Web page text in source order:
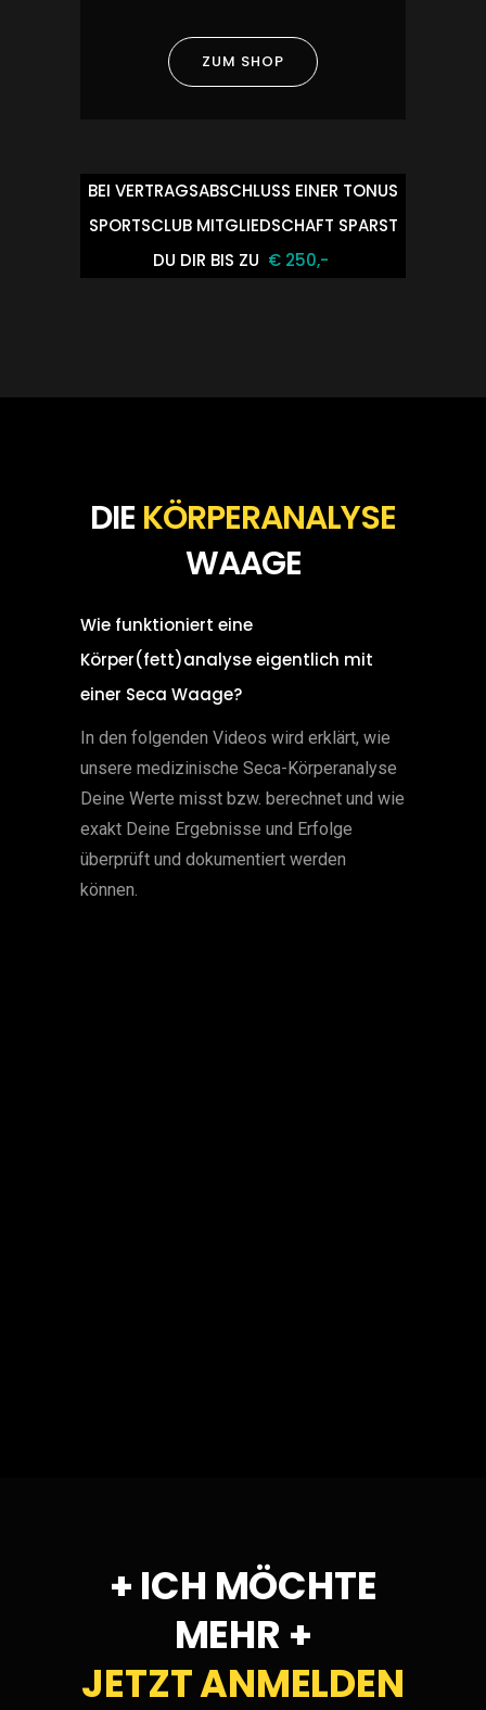
ZUM SHOP
BEI VERTRAGSABSCHLUSS EINER TONUS
SPORTSCLUB MITGLIEDSCHAFT SPARST
DU DIR BIS ZU € 250,-
DIE KÖRPERANALYSE
WAAGE
Wie funktioniert eine
Körper(fett)analyse eigentlich mit
einer Seca Waage?
In den folgenden Videos wird erklärt, wie
unsere medizinische Seca-Körperanalyse
Deine Werte misst bzw. berechnet und wie
exakt Deine Ergebnisse und Erfolge
überprüft und dokumentiert werden
können.
+ ICH MÖCHTE
MEHR +
JETZT ANMELDEN